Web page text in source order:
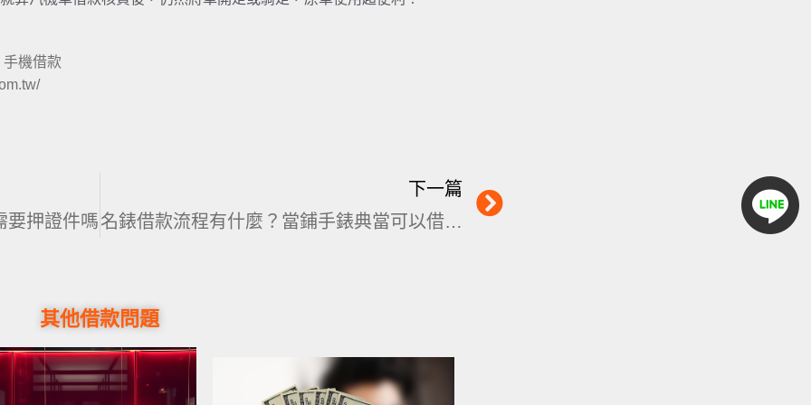
手機借款
要押證件嗎
下一篇
名錶借款流程有什麼？當鋪手錶典當可以借多少？
其他借款問題